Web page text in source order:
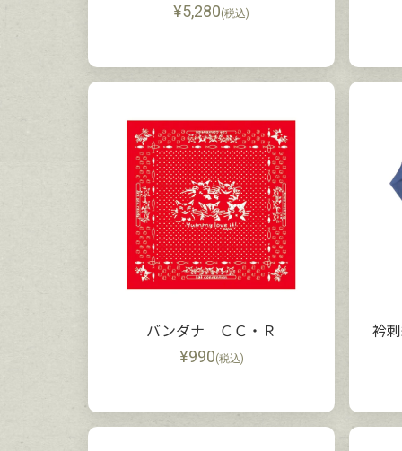
¥5,280(税込)
バンダナ ＣＣ・Ｒ
¥990(税込)
衿